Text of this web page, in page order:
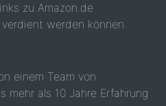
zu Amazon.de
werden können.
einem Team von
mehr als 10 Jahre Erfahrung